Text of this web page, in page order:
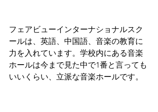
フェアビューインターナショナルスク
ールは、英語、中国語、音楽の教育に
力を入れています。学校内にある音楽
ホールは今まで見た中で1番と言っても
いいくらい、立派な音楽ホールです。